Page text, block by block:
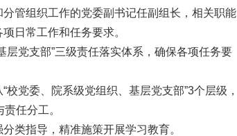
管组织工作的党委副书记任副组长，相关职能
日常工作和任务要求。
党支部”三级责任落实体系，确保各项任务要
党委、院系级党组织、基层党支部”3个层级，
任分工。
类指导，精准施策开展学习教育。